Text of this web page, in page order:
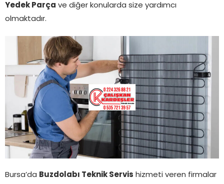
Yedek Parça ve diğer konularda size yardımcı
olmaktadır.
Bursa’da Buzdolabı Teknik Servis hizmeti veren firmalar